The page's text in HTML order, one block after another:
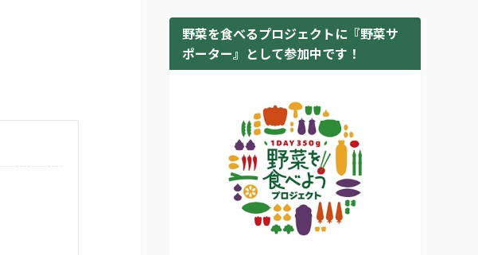
野菜を食べるプロジェクトに『野菜サ
ポーター』として参加中です！